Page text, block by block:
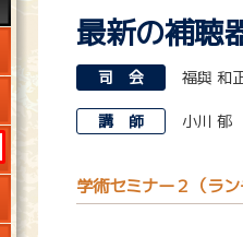
最新の補聴
司 会 福與 和
講 師 小川 郁
学術セミナー２（ラ